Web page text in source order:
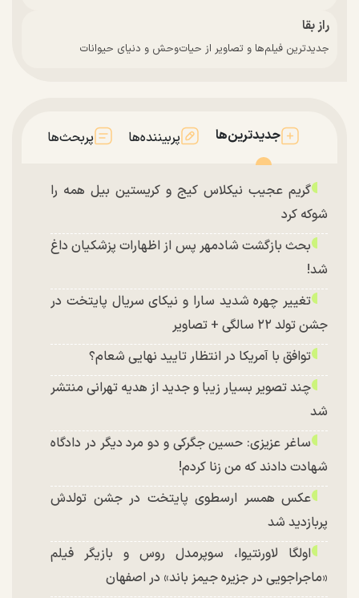
راز بقا
جدیدترین فیلم‌ها و تصاویر از حیات‌وحش و دنیای حیوانات
جدیدترین‌ها پربیننده‌ها پربحث‌ها
گریم عجیب نیکلاس کیج و کریستین بیل همه را
شوکه کرد
بحث بازگشت شادمهر پس از اظهارات پزشکیان داغ
شد!
تغییر چهره شدید سارا و نیکای سریال پایتخت در
جشن تولد ۲۲ سالگی + تصاویر
توافق با آمریکا در انتظار تایید نهایی شعام؟
چند تصویر بسیار زیبا و جدید از هدیه تهرانی منتشر
شد
ساغر عزیزی: حسین جگرکی و دو مرد دیگر در دادگاه
شهادت دادند که من زنا کردم!
عکس همسر ارسطوی پایتخت در جشن تولدش
پربازدید شد
اولگا لاورنتیوا، سوپرمدل روس و بازیگر فیلم
«ماجراجویی در جزیره جیمز باند» در اصفهان